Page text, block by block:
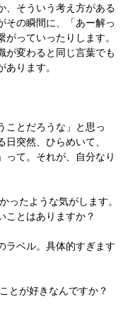
、そういう考え方がある
その瞬間に、「あー解っ
っていったりします。
が変わると同じ言葉でも
ります。
ことだろうな」と思っ
突然、ひらめいて、
って。それが、自分なり
たような気がします。
ことはありますか？
ラベル。具体的すぎます
とが好きなんですか？